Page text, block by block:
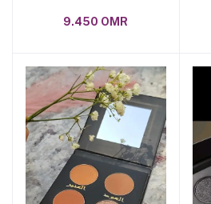
9.450 OMR